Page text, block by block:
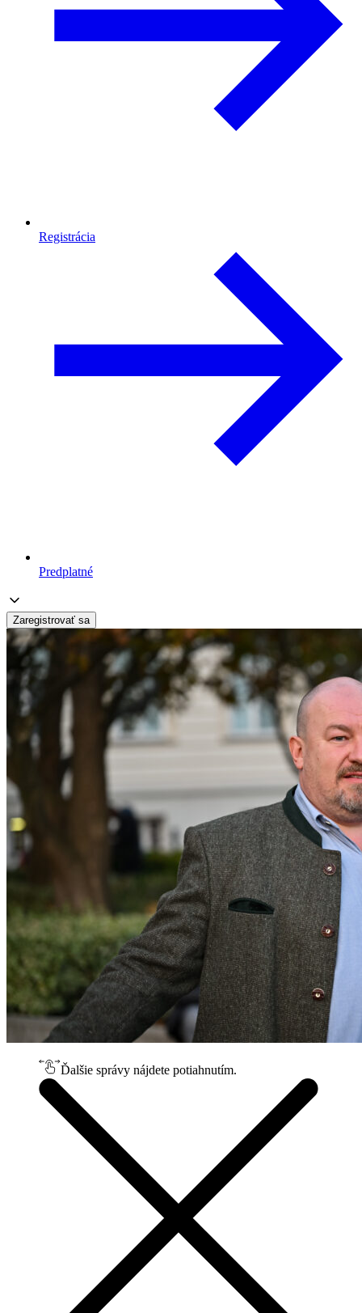
Registrácia
Predplatné
Zaregistrovať sa
Ďalšie správy nájdete potiahnutím.